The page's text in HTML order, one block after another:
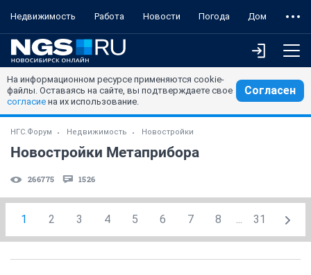
Недвижимость Работа Новости Погода Дом
На информационном ресурсе применяются cookie-
файлы. Оставаясь на сайте, вы подтверждаете свое
согласие на их использование.
Согласен
НГС.Форум Недвижимость Новостройки
Новостройки Метаприбора
266775 1526
1 2 3 4 5 6 7 8 ... 31